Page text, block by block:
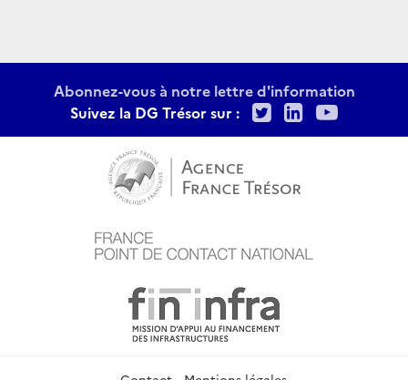
Abonnez-vous à notre lettre d'information
Suivez la DG Trésor sur :
TwitterLinkedIn